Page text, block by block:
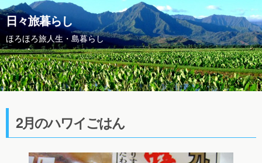
日々旅暮らし
ほろほろ旅人生・島暮らし
2月のハワイごはん